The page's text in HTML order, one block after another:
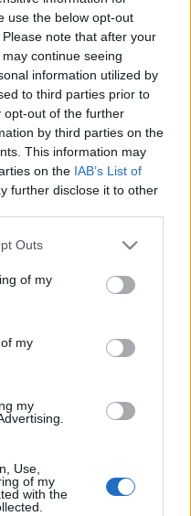
use the below opt-out
note that after your
continue seeing
information utilized by
to third parties prior to
opt-out of the further
by third parties on the
This information may
on the IAB’s List of
further disclose it to other
one or more Google
You may click to
its third-party tags to
in below Google
Outs
of my
my
my
Use,
of my
with the
κατά 21%
στο
2011-2025
07-2026 17:52
Η επιδημία
στη ΛΔ του
εξαπλώνεται
σε σύγκριση
τις προηγούμενες
Ο κίνδυνος
κατά 45% -
Νέες κατευθυντήριες
το 2025 τα
χωρίς ούτε ένα
εμβόλιο - Οι
07-2026 23:26